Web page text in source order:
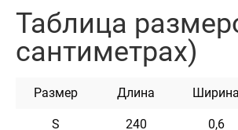
надёжное крепление, а мягкая
делает поводок комфортным даже
делают вас и вашего питомца
безопасность в любое время суток.
Таблица
сантиметрах)
Размер Длина Ширина
S 240 0,6